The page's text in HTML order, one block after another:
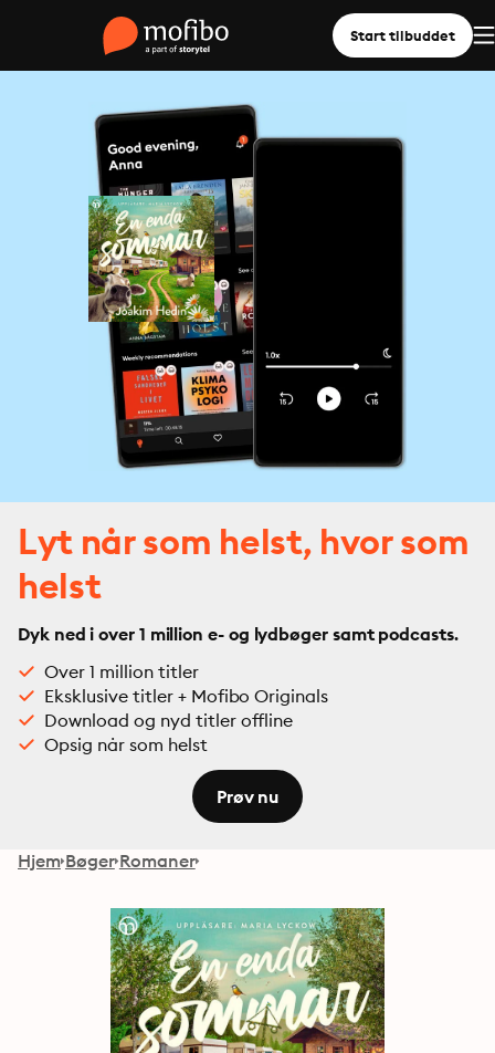
Start tilbuddet
Lyt når som helst, hvor som
helst
Dyk ned i over 1 million e- og lydbøger samt podcasts.
Over 1 million titler
Eksklusive titler + Mofibo Originals
Download og nyd titler offline
Opsig når som helst
Prøv nu
Hjem Bøger Romaner